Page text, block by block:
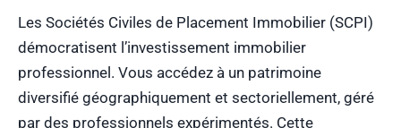
Les Sociétés Civiles de Placement Immobilier (SCPI)
démocratisent l’investissement immobilier
professionnel. Vous accédez à un patrimoine
diversifié géographiquement et sectoriellement, géré
par des professionnels expérimentés. Cette